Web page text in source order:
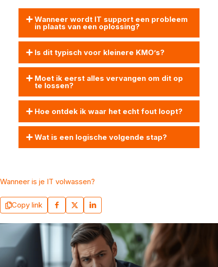
Wanneer wordt IT support een probleem
in plaats van een oplossing?
Is dit typisch voor kleinere KMO’s?
Moet ik eerst alles vervangen om dit op
te lossen?
Hoe ontdek ik waar het echt fout loopt?
Wat is een logische volgende stap?
Wanneer is je IT volwassen?
Copy link